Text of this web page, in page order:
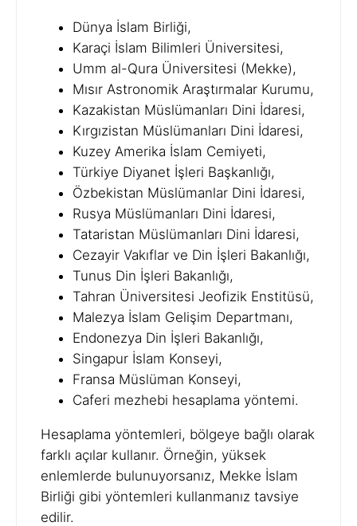
Dünya İslam Birliği,
Karaçi İslam Bilimleri Üniversitesi,
Umm al-Qura Üniversitesi (Mekke),
Mısır Astronomik Araştırmalar Kurumu,
Kazakistan Müslümanları Dini İdaresi,
Kırgızistan Müslümanları Dini İdaresi,
Kuzey Amerika İslam Cemiyeti,
Türkiye Diyanet İşleri Başkanlığı,
Özbekistan Müslümanlar Dini İdaresi,
Rusya Müslümanları Dini İdaresi,
Tataristan Müslümanları Dini İdaresi,
Cezayir Vakıflar ve Din İşleri Bakanlığı,
Tunus Din İşleri Bakanlığı,
Tahran Üniversitesi Jeofizik Enstitüsü,
Malezya İslam Gelişim Departmanı,
Endonezya Din İşleri Bakanlığı,
Singapur İslam Konseyi,
Fransa Müslüman Konseyi,
Caferi mezhebi hesaplama yöntemi.
Hesaplama yöntemleri, bölgeye bağlı olarak
farklı açılar kullanır. Örneğin, yüksek
enlemlerde bulunuyorsanız, Mekke İslam
Birliği gibi yöntemleri kullanmanız tavsiye
edilir.